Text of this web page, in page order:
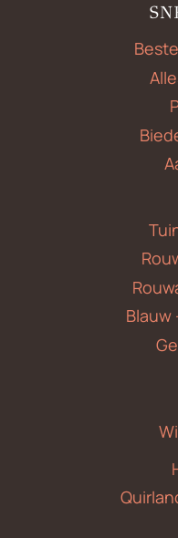
Blauw